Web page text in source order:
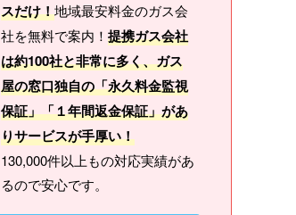
スだけ！地域最安料金のガス会
社を無料で案内！ 提携ガス会社
は約100社と非常に多く、ガス
屋の窓口独自の「永久料金監視
保証」「１年間返金保証」があ
りサービスが手厚い！
130,000件以上もの対応実績があ
るので安心です。